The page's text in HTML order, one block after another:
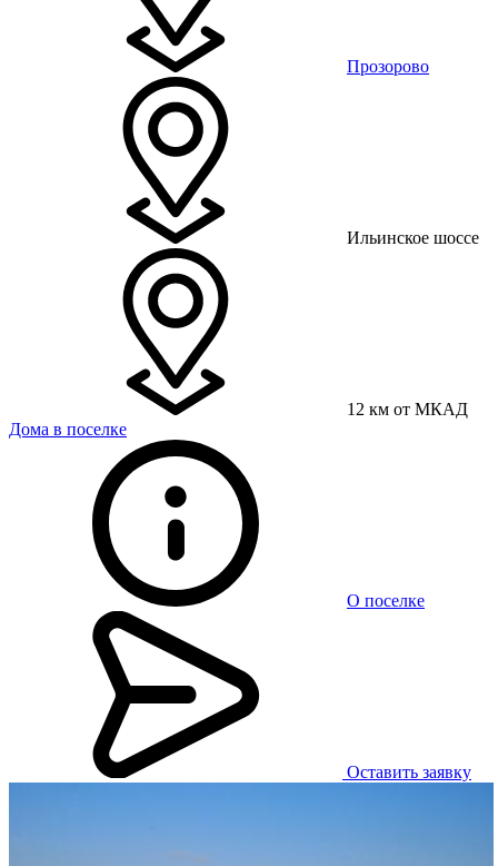
Прозорово
Ильинское шоссе
12 км от МКАД
Дома в поселке
О поселке
Оставить заявку